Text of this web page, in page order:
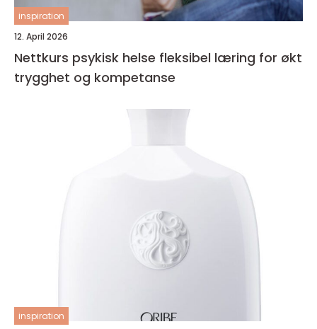
inspiration
12. April 2026
Nettkurs psykisk helse fleksibel læring for økt
trygghet og kompetanse
inspiration